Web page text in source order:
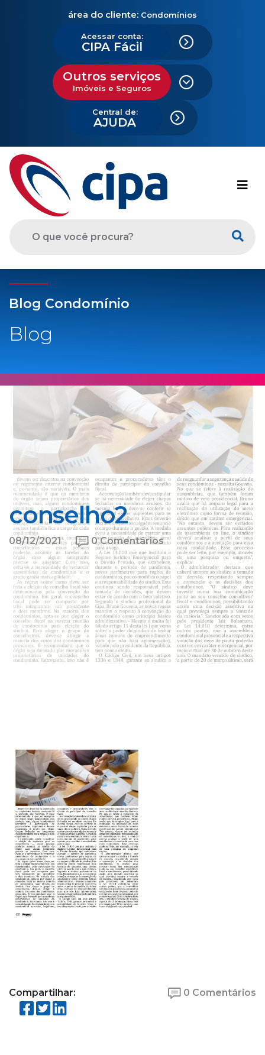
área do cliente: Condomínios
Acessar conta:
CIPA Fácil
Outros serviços
Imóveis e Seguros
Central de:
AJUDA
Blog Condomínio
Blog
conselho2
08/12/2021 0 Comentários
Compartilhar: 0 Comentários